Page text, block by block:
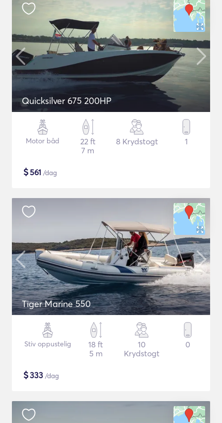
Quicksilver 675 200HP
Motor båd
22 ft
7 m
8 Krydstogt 1
$561 /dag
Tiger Marine 550
Stiv oppustelig
18 ft
5 m
10
Krydstogt
0
$333 /dag